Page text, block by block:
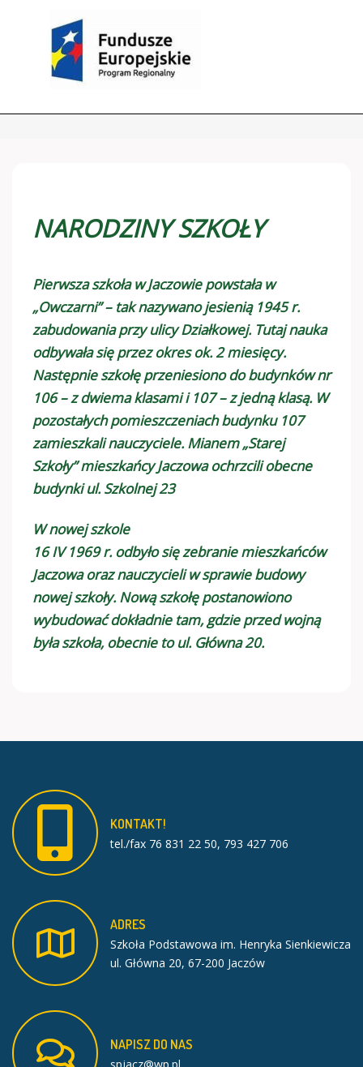
NARODZINY SZKOŁY
Pierwsza szkoła w Jaczowie powstała w
„Owczarni” – tak nazywano jesienią 1945 r.
zabudowania przy ulicy Działkowej. Tutaj nauka
odbywała się przez okres ok. 2 miesięcy.
Następnie szkołę przeniesiono do budynków nr
106 – z dwiema klasami i 107 – z jedną klasą. W
pozostałych pomieszczeniach budynku 107
zamieszkali nauczyciele. Mianem „Starej
Szkoły” mieszkańcy Jaczowa ochrzcili obecne
budynki ul. Szkolnej 23
W nowej szkole
16 IV 1969 r. odbyło się zebranie mieszkańców
Jaczowa oraz nauczycieli w sprawie budowy
nowej szkoły. Nową szkołę postanowiono
wybudować dokładnie tam, gdzie przed wojną
była szkoła, obecnie to ul. Główna 20.
KONTAKT!
tel./fax 76 831 22 50, 793 427 706
ADRES
Szkoła Podstawowa im. Henryka Sienkiewicza
ul. Główna 20, 67-200 Jaczów
NAPISZDO NAS